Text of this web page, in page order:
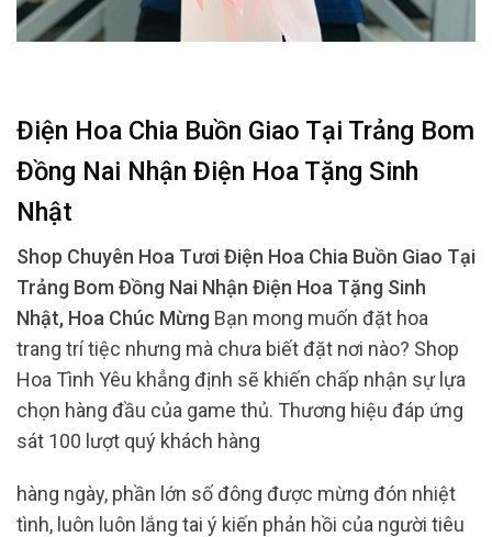
Điện Hoa Chia Buồn Giao Tại Trảng Bom
Đồng Nai Nhận Điện Hoa Tặng Sinh
Nhật
Shop Chuyên Hoa Tươi Điện Hoa Chia Buồn Giao Tại
Trảng Bom Đồng Nai Nhận Điện Hoa Tặng Sinh
Nhật, Hoa Chúc Mừng Bạn mong muốn đặt hoa
trang trí tiệc nhưng mà chưa biết đặt nơi nào? Shop
Hoa Tình Yêu khẳng định sẽ khiến chấp nhận sự lựa
chọn hàng đầu của game thủ. Thương hiệu đáp ứng
sát 100 lượt quý khách hàng
hàng ngày, phần lớn số đông được mừng đón nhiệt
tình, luôn luôn lắng tai ý kiến ​​phản hồi của người tiêu